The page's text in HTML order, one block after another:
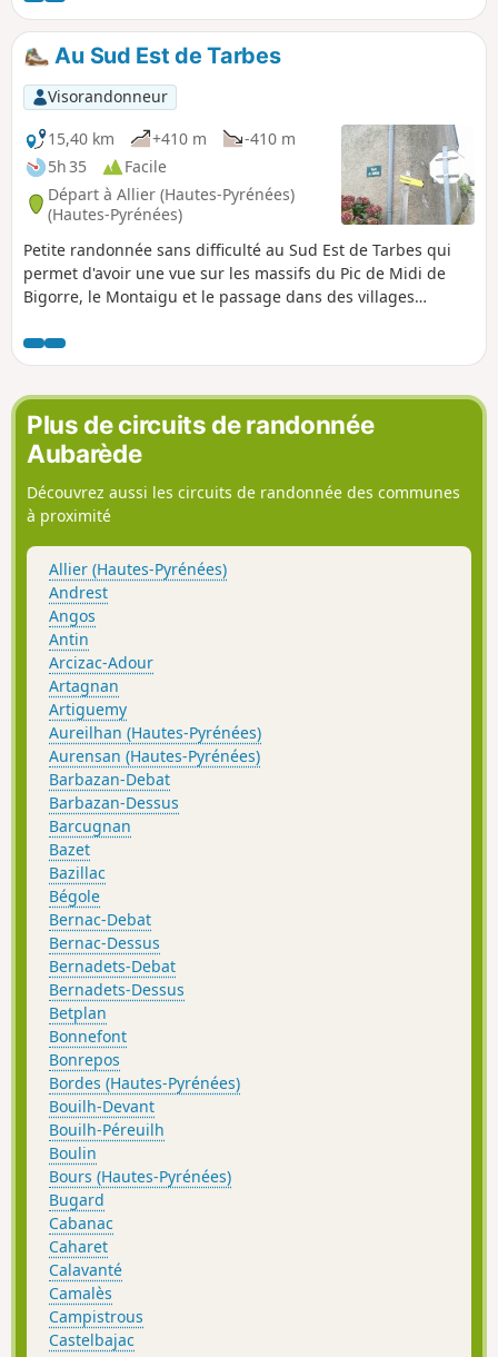
Au Sud Est de Tarbes
Visorandonneur
15,40 km
+410 m
-410 m
5h 35
Facile
Départ à Allier (Hautes-Pyrénées)
(Hautes-Pyrénées)
Petite randonnée sans difficulté au Sud Est de Tarbes qui
permet d'avoir une vue sur les massifs du Pic de Midi de
Bigorre, le Montaigu et le passage dans des villages
quelques portions de petites routes sans grande circulation
automobile. Le descriptif ainsi que la carte sont
nécessaires, car il y a de multiples bifurcations.
Plus de circuits de randonnée
Aubarède
Découvrez aussi les circuits de randonnée des communes
à proximité
Allier (Hautes-Pyrénées)
Andrest
Angos
Antin
Arcizac-Adour
Artagnan
Artiguemy
Aureilhan (Hautes-Pyrénées)
Aurensan (Hautes-Pyrénées)
Barbazan-Debat
Barbazan-Dessus
Barcugnan
Bazet
Bazillac
Bégole
Bernac-Debat
Bernac-Dessus
Bernadets-Debat
Bernadets-Dessus
Betplan
Bonnefont
Bonrepos
Bordes (Hautes-Pyrénées)
Bouilh-Devant
Bouilh-Péreuilh
Boulin
Bours (Hautes-Pyrénées)
Bugard
Cabanac
Caharet
Calavanté
Camalès
Campistrous
Castelbajac